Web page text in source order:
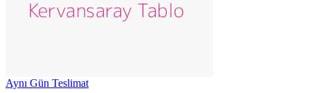
Aynı Gün Teslimat